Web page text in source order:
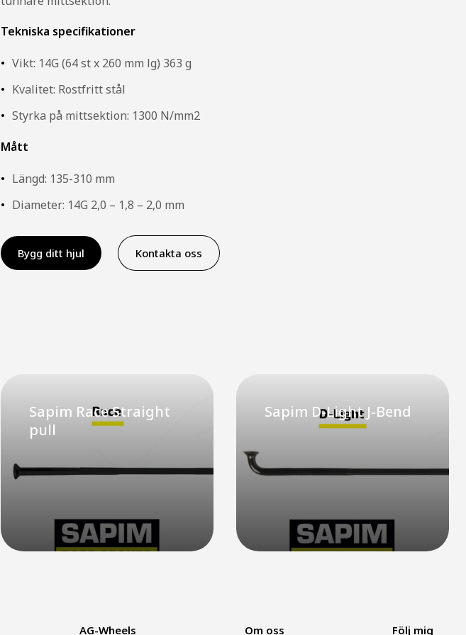
Tekniska specifikationer
Vikt: 14G (64 st x 260 mm lg) 363 g
Kvalitet: Rostfritt stål
Styrka på mittsektion: 1300 N/mm2
Mått
Längd: 135-310 mm
Diameter: 14G 2,0 – 1,8 – 2,0 mm
Bygg ditt hjul Kontakta oss
Sapim Race Straight
pull
Sapim D-Light J-Bend
AG-Wheels Om oss Följ mig